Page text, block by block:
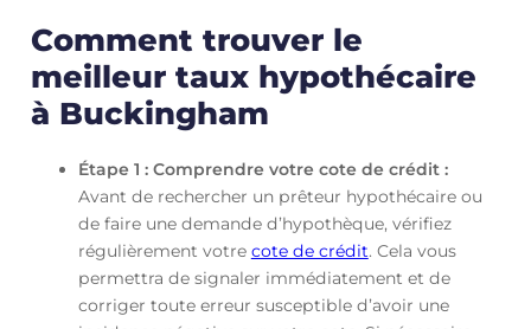
Comment trouver le
meilleur taux hypothécaire
à Buckingham
Étape 1 : Comprendre votre cote de crédit :
Avant de rechercher un prêteur hypothécaire ou
de faire une demande d’hypothèque, vérifiez
régulièrement votre cote de crédit. Cela vous
permettra de signaler immédiatement et de
corriger toute erreur susceptible d’avoir une